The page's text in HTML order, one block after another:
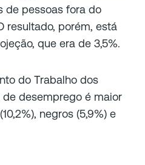
de pessoas fora do
resultado, porém, está
que era de 3,5%.
do Trabalho dos
de desemprego é maior
negros (5,9%) e